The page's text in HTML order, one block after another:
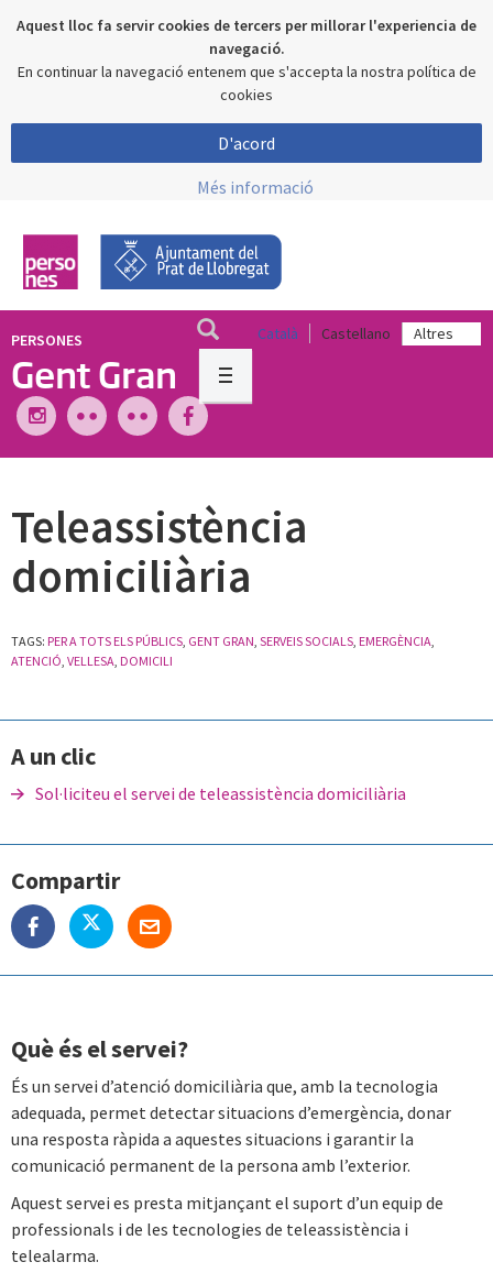
Aquest lloc fa servir cookies de tercers per millorar l'experiencia de
navegació.
En continuar la navegació entenem que s'accepta la nostra política de
cookies
D'acord
Més informació
Català Castellano
PERSONES
Gent Gran
Teleassistència
domiciliària
TAGS: PER A TOTS ELS PÚBLICS, GENT GRAN, SERVEIS SOCIALS, EMERGÈNCIA,
ATENCIÓ, VELLESA, DOMICILI
A un clic
Sol·liciteu el servei de teleassistència domiciliària
Compartir
Què és el servei?
És un servei d’atenció domiciliària que, amb la tecnologia
adequada, permet detectar situacions d’emergència, donar
una resposta ràpida a aquestes situacions i garantir la
comunicació permanent de la persona amb l’exterior.
Aquest servei es presta mitjançant el suport d’un equip de
professionals i de les tecnologies de teleassistència i
telealarma.